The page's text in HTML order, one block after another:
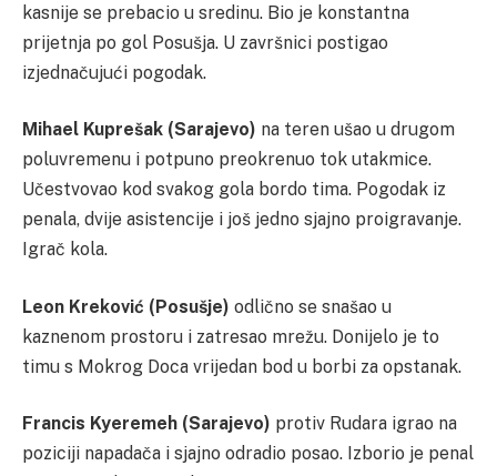
kasnije se prebacio u sredinu. Bio je konstantna
prijetnja po gol Posušja. U završnici postigao
izjednačujući pogodak.
Mihael Kuprešak (Sarajevo) na teren ušao u drugom
poluvremenu i potpuno preokrenuo tok utakmice.
Učestvovao kod svakog gola bordo tima. Pogodak iz
penala, dvije asistencije i još jedno sjajno proigravanje.
Igrač kola.
Leon Kreković (Posušje) odlično se snašao u
kaznenom prostoru i zatresao mrežu. Donijelo je to
timu s Mokrog Doca vrijedan bod u borbi za opstanak.
Francis Kyeremeh (Sarajevo) protiv Rudara igrao na
poziciji napadača i sjajno odradio posao. Izborio je penal